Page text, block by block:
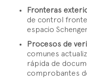
Fronteras
de control
espacio
Procesos de
comunes
rápida de
comprobantes